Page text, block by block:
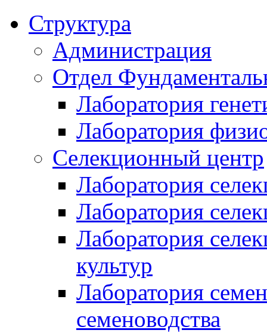
Структура
Администрация
Отдел
Лаборатория
Лаборатория
Селекционный центр
Лаборатория
Лаборатория
Лаборатория
культур
Лаборатория
семеноводства